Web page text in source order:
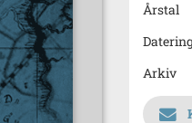
Årstal
Arkiv